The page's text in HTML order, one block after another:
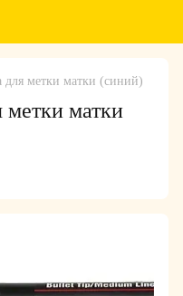
для метки матки (синий)
метки матки